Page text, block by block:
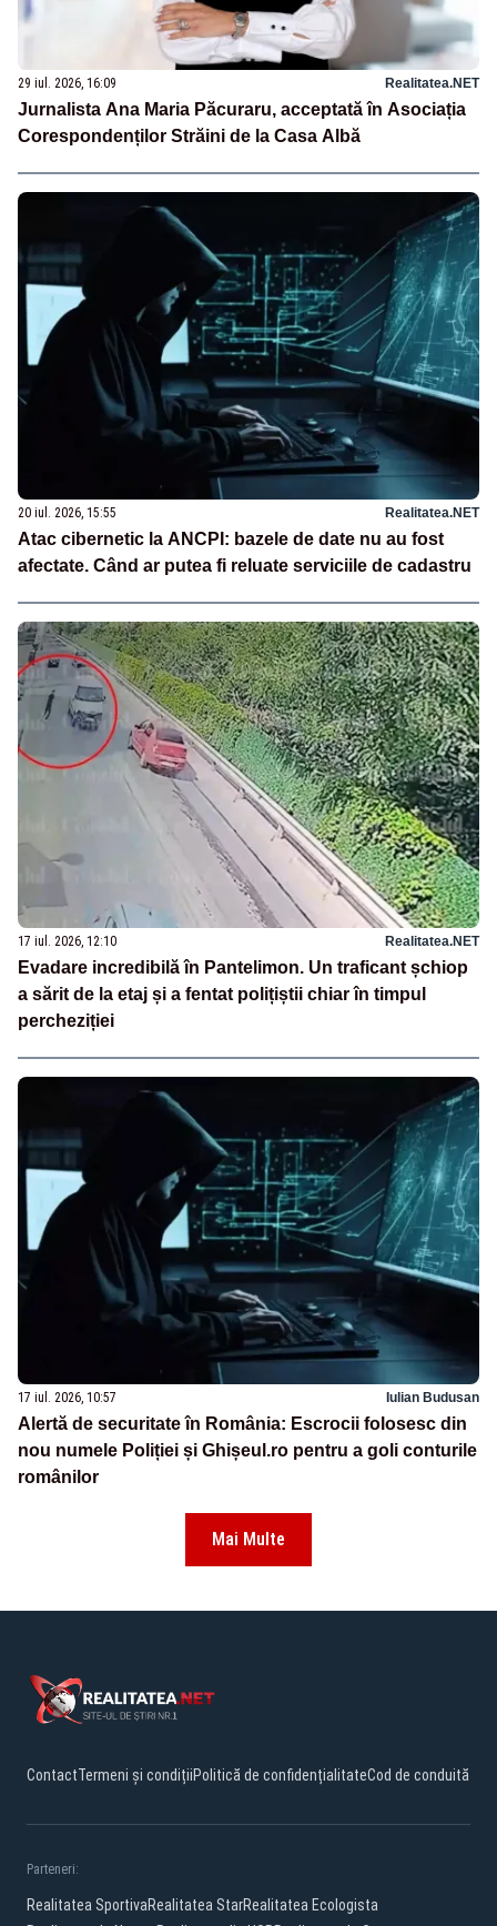
29 iul. 2026, 16:09 Realitatea.NET
Jurnalista Ana Maria Păcuraru, acceptată în Asociația
Corespondenților Străini de la Casa Albă
20 iul. 2026, 15:55 Realitatea.NET
Atac cibernetic la ANCPI: bazele de date nu au fost
afectate. Când ar putea fi reluate serviciile de cadastru
17 iul. 2026, 12:10 Realitatea.NET
Evadare incredibilă în Pantelimon. Un traficant șchiop
a sărit de la etaj și a fentat polițiștii chiar în timpul
percheziției
17 iul. 2026, 10:57 Iulian Budusan
Alertă de securitate în România: Escrocii folosesc din
nou numele Poliției și Ghișeul.ro pentru a goli conturile
românilor
Mai Multe
ContactTermeni și condițiiPolitică de confidențialitateCod de conduită
Parteneri:
Realitatea SportivaRealitatea StarRealitatea Ecologista